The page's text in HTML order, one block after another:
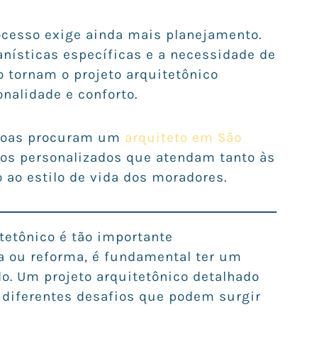
exige ainda mais planejamento.
específicas e a necessidade de
tornam o projeto arquitetônico
e conforto.
procuram um arquiteto em São
personalizados que atendam tanto às
estilo de vida dos moradores.
é tão importante
ou reforma, é fundamental ter um
Um projeto arquitetônico detalhado
desafios que podem surgir